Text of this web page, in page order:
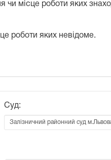
місце роботи яких
роботи яких невідоме.
Суд: